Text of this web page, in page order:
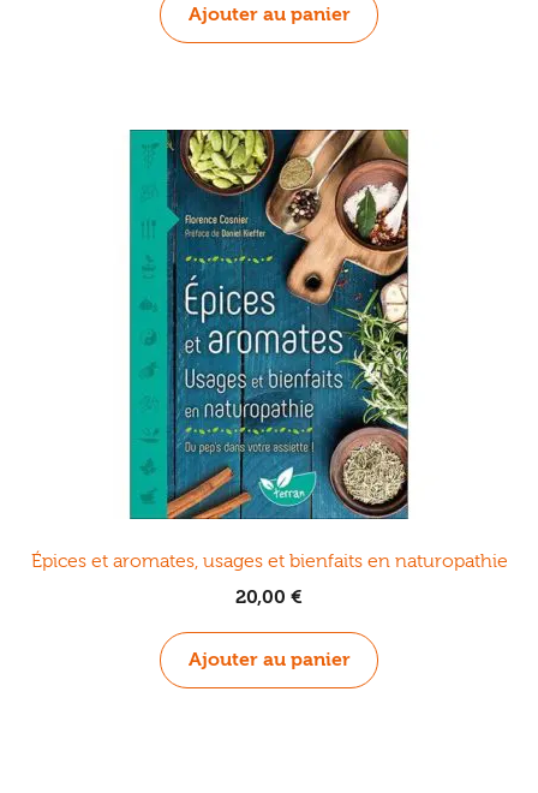
Ajouter au panier
Épices et aromates, usages et bienfaits en naturopathie
20,00 €
Ajouter au panier